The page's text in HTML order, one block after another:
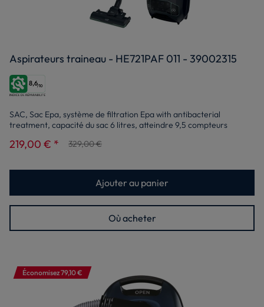
Aspirateurs traineau - HE721PAF 011 - 39002315
8,6/10
SAC, Sac Epa, système de filtration Epa with antibacterial
treatment, capacité du sac 6 litres, atteindre 9,5 compteurs
219,00 € * 329,00 €
Ajouter au panier
Où acheter
Économisez 79,10 €